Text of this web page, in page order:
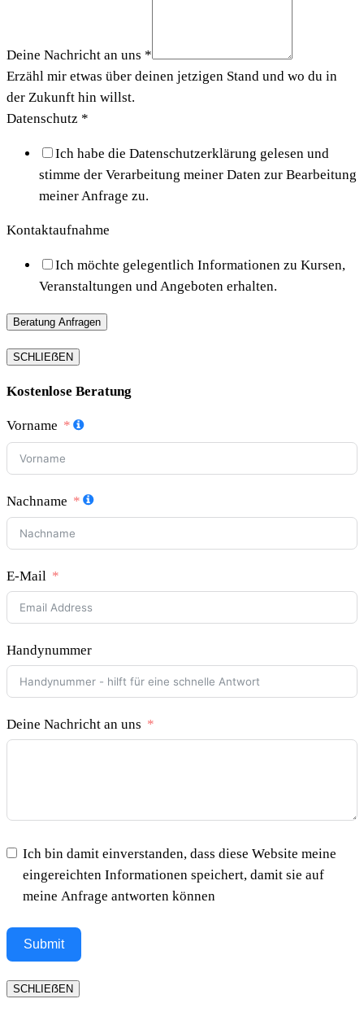
Deine Nachricht an uns *
Erzähl mir etwas über deinen jetzigen Stand und wo du in
der Zukunft hin willst.
Datenschutz *
Ich habe die Datenschutzerklärung gelesen und
stimme der Verarbeitung meiner Daten zur Bearbeitung
meiner Anfrage zu.
Kontaktaufnahme
Ich möchte gelegentlich Informationen zu Kursen,
Veranstaltungen und Angeboten erhalten.
Beratung Anfragen
SCHLIEẞEN
Kostenlose Beratung
Vorname
Nachname
E-Mail
Handynummer
Deine Nachricht an uns
Ich bin damit einverstanden, dass diese Website meine
eingereichten Informationen speichert, damit sie auf
meine Anfrage antworten können
Submit
SCHLIEẞEN